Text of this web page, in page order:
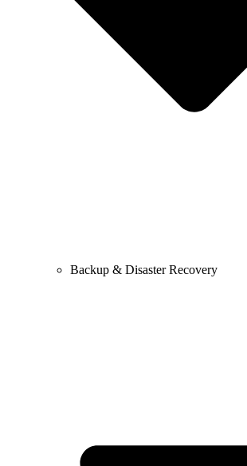
Backup & Disaster Recovery